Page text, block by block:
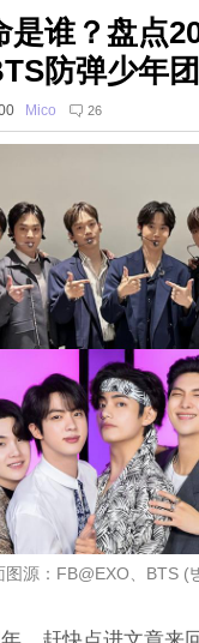
谁？盘点
防弹少年
Mico 26
图源：FB@EXO、BTS (